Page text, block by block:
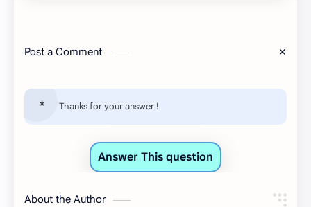
Post a Comment
Thanks for your answer !
About the Author